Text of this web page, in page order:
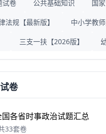
试卷 公共基础知识 国
法规【最新版】 中小学教
三支一扶【2026版】
卷
各省时事政治试题汇总
33套卷